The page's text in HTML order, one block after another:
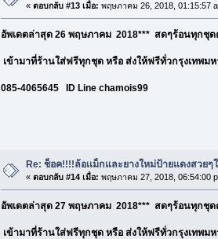
«ตอบกลับ #13 เมื่อ: พฤษภาคม 26, 2018, 01:15:57
อัพเดตล่าสุด 26 พฤษภาคม 2018*** สดๆร้อนทุกชุด
เข้ามาที่ร้านใส่ฟรีทุกชุด หรือ ส่งให้ฟรีทั่วกรุงเทพม
085-4065645 ID Line chamois99
Re: ช็อค!!!!ล้อเเม็กและยางใหม่ป้ายแดงสวยๆ
«ตอบกลับ #14 เมื่อ: พฤษภาคม 27, 2018, 06:54:00
อัพเดตล่าสุด 27 พฤษภาคม 2018*** สดๆร้อนทุกชุด
เข้ามาที่ร้านใส่ฟรีทุกชุด หรือ ส่งให้ฟรีทั่วกรุงเทพม